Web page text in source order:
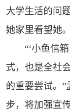
大学生活的问
她家里看望她
“‘小鱼信箱’
式，也是全社
的重要尝试。
步，将加强宣